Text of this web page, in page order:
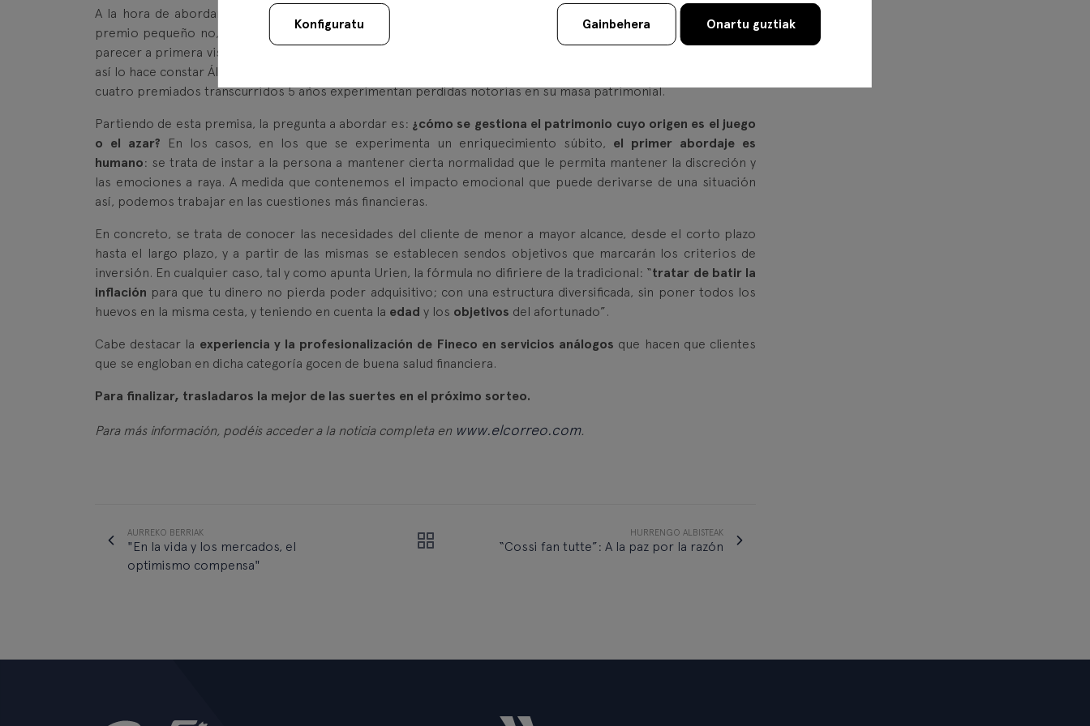
A la hora de abordar la estrategia de gestión patrimonial, la cuantía del premio será determinante
premio pequeño no, pero en uno grande se produce un enriquecimiento súbito y, en contra de lo que puede
parecer a primera vista, el agraciado pasa a tener un problema para el que probablemente no está preparado”,
así lo hace constar Álvaro Urien, avalado por las conclusiones de diversos estudios que señalan que tres de cada
cuatro premiados transcurridos 5 años experimentan perdidas notorias en su masa patrimonial.
Partiendo de esta premisa, la pregunta a abordar es: ¿cómo se gestiona el patrimonio cuyo origen es el juego
o el azar? En los casos, en los que se experimenta un enriquecimiento súbito, el primer abordaje es
humano: se trata de instar a la persona a mantener cierta normalidad que le permita mantener la discreción y
las emociones a raya. A medida que contenemos el impacto emocional que puede derivarse de una situación
así, podemos trabajar en las cuestiones más financieras.
En concreto, se trata de conocer las necesidades del cliente de menor a mayor alcance, desde el corto plazo
hasta el largo plazo, y a partir de las mismas se establecen sendos objetivos que marcarán los criterios de
inversión. En cualquier caso, tal y como apunta Urien, la fórmula no difiriere de la tradicional: “tratar de batir la
inflación para que tu dinero no pierda poder adquisitivo; con una estructura diversificada, sin poner todos los
huevos en la misma cesta, y teniendo en cuenta la edad y los objetivos del afortunado”.
Cabe destacar la experiencia y la profesionalización de Fineco en servicios análogos que hacen que clientes
que se engloban en dicha categoría gocen de buena salud financiera.
Para finalizar, trasladaros la mejor de las suertes en el próximo sorteo.
Para más información, podéis acceder a la noticia completa en www.elcorreo.com.
AURREKO BERRIAK
"En la vida y los mercados, el
optimismo compensa"
HURRENGO ALBISTEAK
“Cossi fan tutte”: A la paz por la razón
Konfiguratu Gainbehera Onartu guztiak